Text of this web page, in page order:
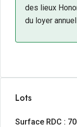
des lieux
du loyer
Lots
Surface RDC :